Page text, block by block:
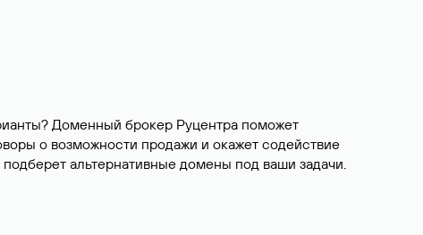
Доменный брокер Руцентра поможет
о возможности продажи и окажет содействие
альтернативные домены под ваши задачи.